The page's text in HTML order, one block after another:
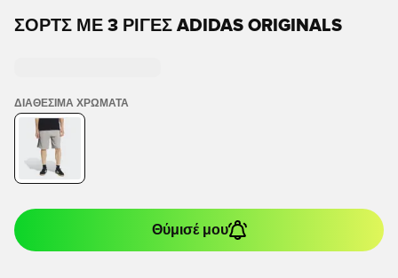
ΣΟΡΤΣ ΜΕ 3 ΡΙΓΕΣ ADIDAS ORIGINALS
ΔΙΑΘΈΣΙΜΑ ΧΡΏΜΑΤΑ
Θύμισέ μου